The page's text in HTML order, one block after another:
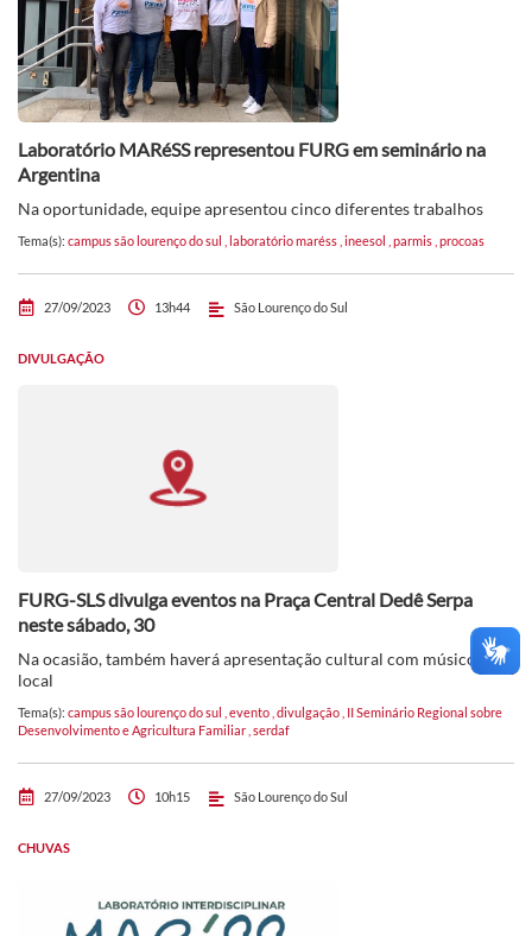
Laboratório MARéSS representou FURG em seminário na
Argentina
Na oportunidade, equipe apresentou cinco diferentes trabalhos
Tema(s): campus são lourenço do sul laboratório maréss ineesol parmis procoas
27/09/2023 13h44 São Lourenço do Sul
DIVULGAÇÃO
FURG-SLS divulga eventos na Praça Central Dedê Serpa
neste sábado, 30
Na ocasião, também haverá apresentação cultural com músico
local
Tema(s): campus são lourenço do sul evento divulgação II Seminário Regional sobre
Desenvolvimento e Agricultura Familiar serdaf
27/09/2023 10h15 São Lourenço do Sul
CHUVAS